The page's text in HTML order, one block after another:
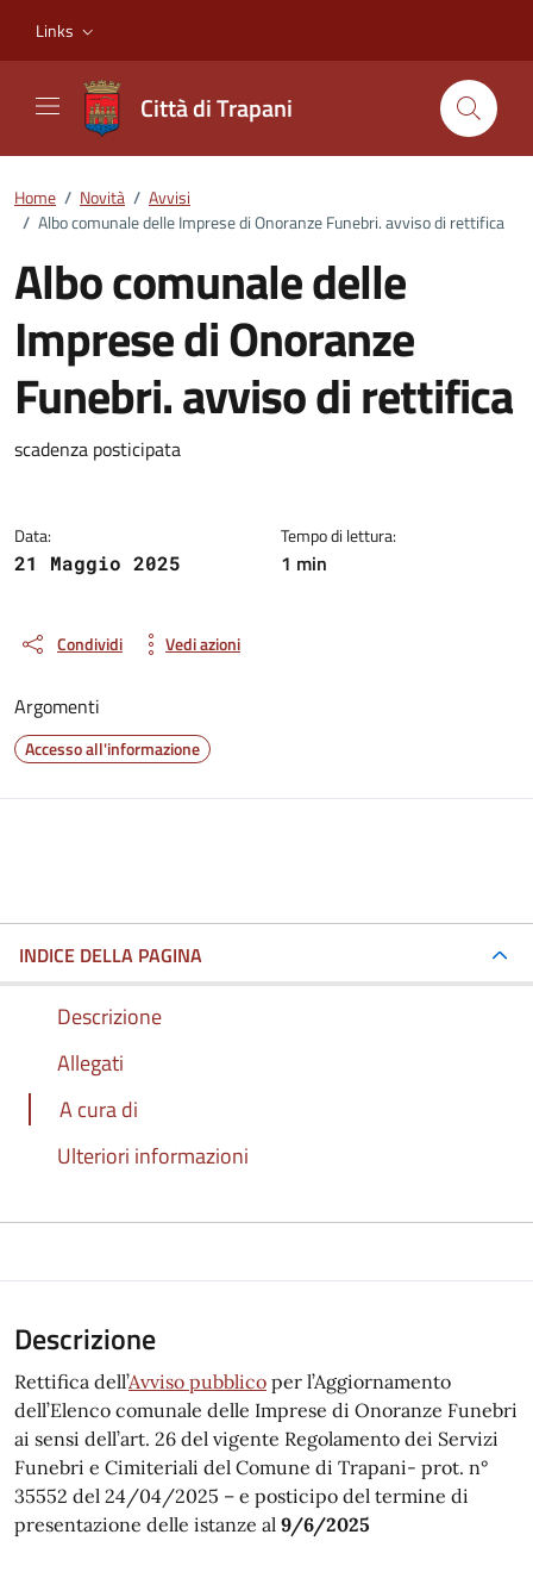
Links
Città di Trapani
Home / Novità / Avvisi
/ Albo comunale delle Imprese di Onoranze Funebri. avviso di rettifica
Albo comunale delle
Imprese di Onoranze
Funebri. avviso di rettifica
Dettagli della notizia
scadenza posticipata
Data:
21 Maggio 2025
Tempo di lettura:
1 min
Condividi Vedi azioni
Argomenti
Accesso all'informazione
INDICE DELLA PAGINA
Descrizione
Allegati
A cura di
Ulteriori informazioni
Descrizione
Rettifica dell’Avviso pubblico per l’Aggiornamento
dell’Elenco comunale delle Imprese di Onoranze Funebri
ai sensi dell’art. 26 del vigente Regolamento dei Servizi
Funebri e Cimiteriali del Comune di Trapani- prot. n°
35552 del 24/04/2025 – e posticipo del termine di
presentazione delle istanze al 9/6/2025